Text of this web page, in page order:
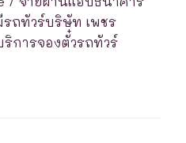
รถทัวร์บริษัท เพชร
ริการจองตั๋วรถทัวร์